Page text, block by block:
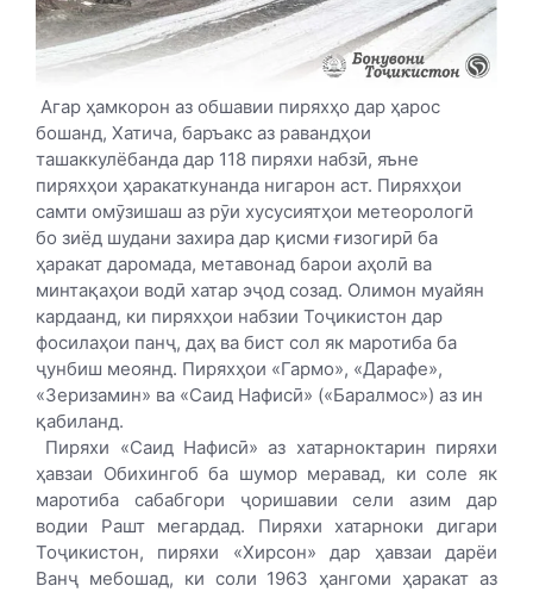
Агар ҳамкорон аз обшавии пиряхҳо дар ҳарос
бошанд, Хатича, баръакс аз равандҳои
ташаккулёбанда дар 118 пиряхи набзӣ, яъне
пиряхҳои ҳаракаткунанда нигарон аст. Пиряхҳои
самти омӯзишаш аз рӯи хусусиятҳои метеорологӣ
бо зиёд шудани захира дар қисми ғизогирӣ ба
ҳаракат даромада, метавонад барои аҳолӣ ва
минтақаҳои водӣ хатар эҷод созад. Олимон муайян
кардаанд, ки пиряхҳои набзии Тоҷикистон дар
фосилаҳои панҷ, даҳ ва бист сол як маротиба ба
ҷунбиш меоянд. Пиряхҳои «Гармо», «Дарафе»,
«Зеризамин» ва «Саид Нафисӣ» («Баралмос») аз ин
қабиланд.
Пиряхи «Саид Нафисӣ» аз хатарноктарин пиряхи
ҳавзаи Обихингоб ба шумор меравад, ки соле як
маротиба сабабгори ҷоришавии сели азим дар
водии Рашт мегардад. Пиряхи хатарноки дигари
Тоҷикистон, пиряхи «Хирсон» дар ҳавзаи дарёи
Ванҷ мебошад, ки соли 1963 ҳангоми ҳаракат аз